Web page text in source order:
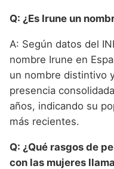
Q: ¿Es Irune un
A: Según datos del
nombre Irune en
un nombre distintivo
presencia
años, indicando su
más recientes.
Q: ¿Qué rasgos de
con las mujeres